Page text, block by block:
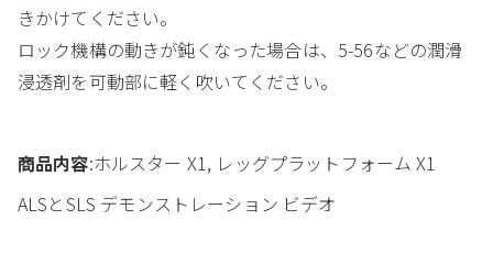
きかけてください。
ロック機構の動きが鈍くなった場合は、5-56などの潤滑
浸透剤を可動部に軽く吹いてください。
商品内容:ホルスター X1, レッグプラットフォーム X1
ALSとSLS デモンストレーション ビデオ